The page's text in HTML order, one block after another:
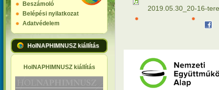
Beszámoló
Belépési nyilatkozat
Adatvédelem
HolNAPHIMNUSZ kiállítás
HolNAPHIMNUSZ kiállítás
2019.05.30_20-16-